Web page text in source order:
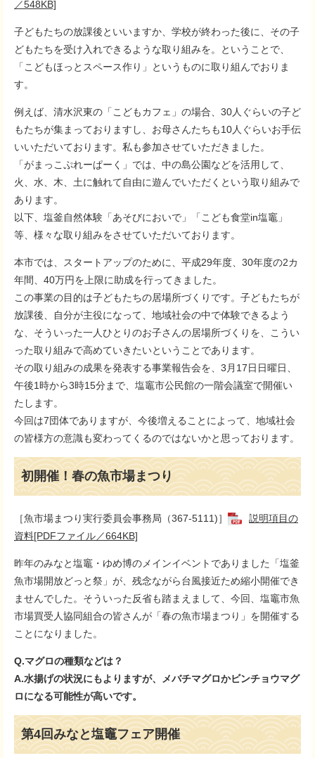
／548KB]
子どもたちの放課後といいますか、学校が終わった後に、その子
どもたちを受け入れできるような取り組みを。ということで、
「こどもほっとスペース作り」というものに取り組んでおりま
す。
例えば、清水沢東の「こどもカフェ」の場合、30人ぐらいの子ど
もたちが集まっておりますし、お母さんたちも10人ぐらいお手伝
いいただいております。私も参加させていただきました。
「がまっこぷれーぱーく」では、中の島公園などを活用して、
火、水、木、土に触れて自由に遊んでいただくという取り組みで
あります。
以下、塩釜自然体験「あそびにおいで」「こども食堂in塩竈」
等、様々な取り組みをさせていただいております。
本市では、スタートアップのために、平成29年度、30年度の2カ
年間、40万円を上限に助成を行ってきました。
この事業の目的は子どもたちの居場所づくりです。子どもたちが
放課後、自分が主役になって、地域社会の中で体験できるよう
な、そういった一人ひとりのお子さんの居場所づくりを、こうい
った取り組みで高めていきたいということであります。
その取り組みの成果を発表する事業報告会を、3月17日日曜日、
午後1時から3時15分まで、塩竈市公民館の一階会議室で開催い
たします。
今回は7団体でありますが、今後増えることによって、地域社会
の皆様方の意識も変わってくるのではないかと思っております。
初開催！春の魚市場まつり
［魚市場まつり実行委員会事務局（367-5111)］
説明項目の
資料[PDFファイル／664KB]
昨年のみなと塩竈・ゆめ博のメインイベントでありました「塩釜
魚市場開放どっと祭」が、残念ながら台風接近ため縮小開催でき
ませんでした。そういった反省も踏まえまして、今回、塩竈市魚
市場買受人協同組合の皆さんが「春の魚市場まつり」を開催する
ことになりました。
Q.マグロの種類などは？
A.水揚げの状況にもよりますが、メバチマグロかビンチョウマグ
ロになる可能性が高いです。
第4回みなと塩竈フェア開催